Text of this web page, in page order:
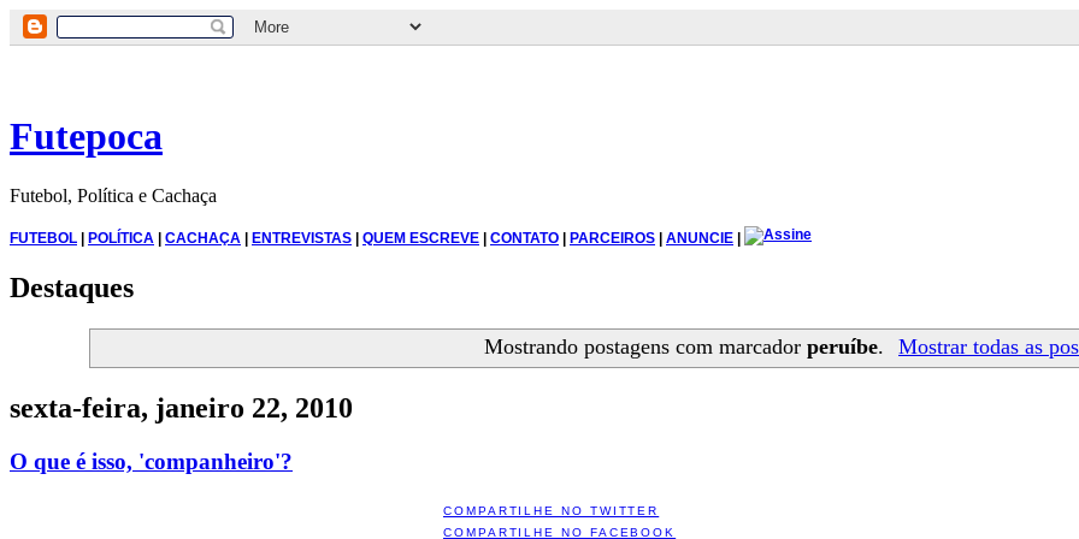
Futepoca
Futebol, Política e Cachaça
FUTEBOL | POLÍTICA | CACHAÇA | ENTREVISTAS | QUEM ESCREVE | CONTATO | PARCEIROS | ANUNCIE |
Destaques
Mostrando postagens com marcador peruíbe. Mostrar todas as
sexta-feira, janeiro 22, 2010
O que é isso, 'companheiro'?
COMPARTILHE NO TWITTER
COMPARTILHE NO FACEBOOK